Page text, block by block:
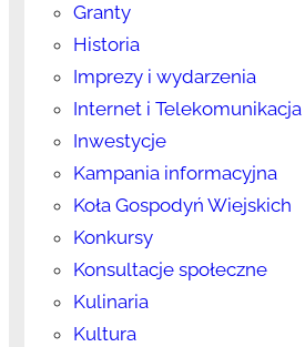
Granty
Historia
Imprezy i wydarzenia
Internet i Telekomunikacja
Inwestycje
Kampania informacyjna
Koła Gospodyń Wiejskich
Konkursy
Konsultacje społeczne
Kulinaria
Kultura